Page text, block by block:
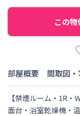
この物
部屋概要 間取図
【禁煙ルーム・1R
面台・浴室乾燥機・